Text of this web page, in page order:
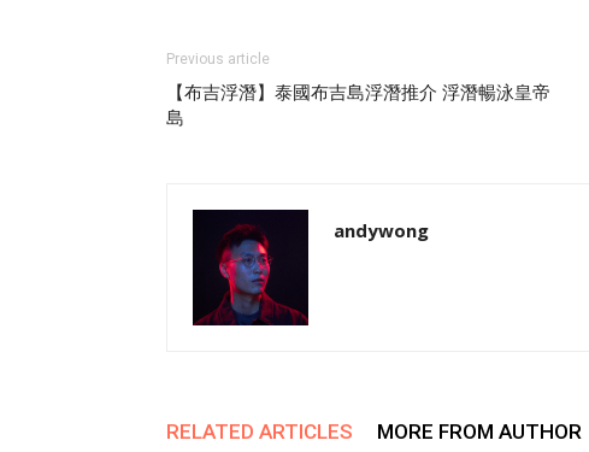
Previous article
【布吉浮潛】泰國布吉島浮潛推介 浮潛暢泳皇帝
島
andywong
RELATED ARTICLES MORE FROM AUTHOR